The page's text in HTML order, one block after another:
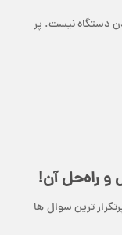
دستگاه نیست. پر
و راه‌حل آن!
ترین سوال ها